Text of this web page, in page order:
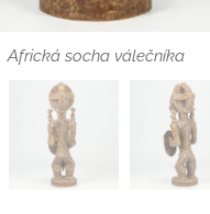
Africká socha válečníka
Africká socha válečníka
Africká socha válečníka
Africká socha válečníka
Africká socha válečníka
Africká socha válečníka
Africká socha válečníka
Africká socha válečníka
Africká socha válečníka
Africká socha válečníka
Africká socha válečníka